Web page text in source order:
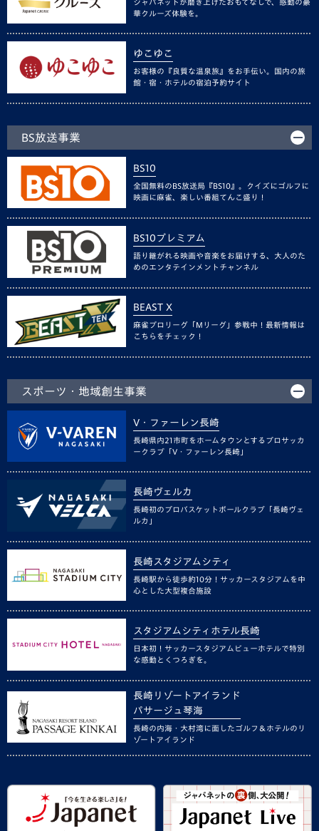
華クルーズ体験を。
ゆこゆこ
お客様の『良質な温泉旅』をお手伝い。国内の旅
館・宿・ホテルの宿泊予約サイト
BS放送事業
BS10
全国無料のBS放送局『BS10』。クイズにゴルフに
映画に麻雀、楽しい番組てんこ盛り！
BS10プレミアム
語り継がれる映画や音楽をお届けする、大人のた
めのエンタテインメントチャンネル
BEAST X
麻雀プロリーグ「Mリーグ」参戦中！最新情報は
こちらをチェック！
スポーツ・地域創生事業
V・ファーレン長崎
長崎県内21市町をホームタウンとするプロサッカ
ークラブ「V・ファーレン長崎」
長崎ヴェルカ
長崎初のプロバスケットボールクラブ「長崎ヴェ
ルカ」
長崎スタジアムシティ
長崎駅から徒歩約10分！サッカースタジアムを中
心とした大型複合施設
スタジアムシティホテル長崎
日本初！サッカースタジアムビューホテルで特別
な感動とくつろぎを。
長崎リゾートアイランド
パサージュ琴海
長崎の内海・大村湾に面したゴルフ＆ホテルのリ
ゾートアイランド